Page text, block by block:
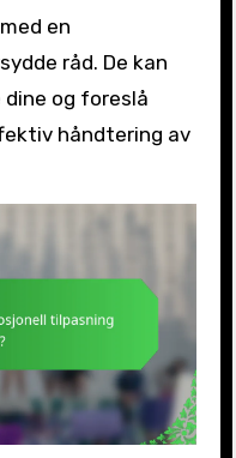
en
råd. De kan
og foreslå
håndtering av